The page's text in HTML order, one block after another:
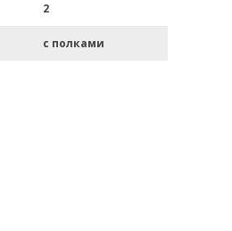
2
с полками